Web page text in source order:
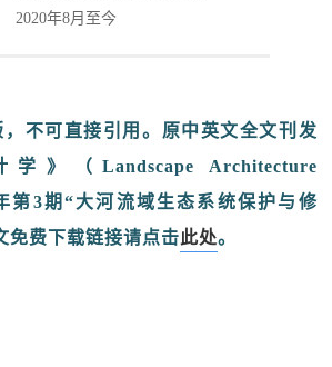
2020年8月至今
不可直接引用。原中英文全文刊发
》（Landscape Architecture
第3期“大河流域生态系统保护与修
免费下载链接请点击此处。